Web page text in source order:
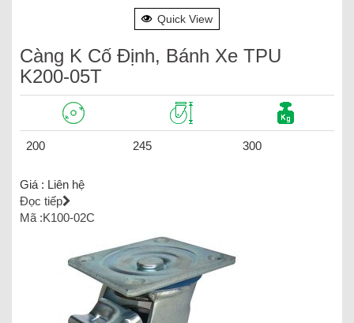
Quick View
Càng K Cố Định, Bánh Xe TPU
K200-05T
200 245 300
Giá : Liên hệ
Đọc tiếp
Mã :K100-02C